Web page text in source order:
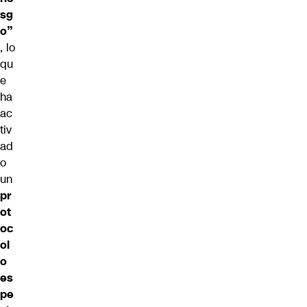
sg
o”
, lo
qu
e
ha
ac
tiv
ad
o
un
pr
ot
oc
ol
o
es
pe